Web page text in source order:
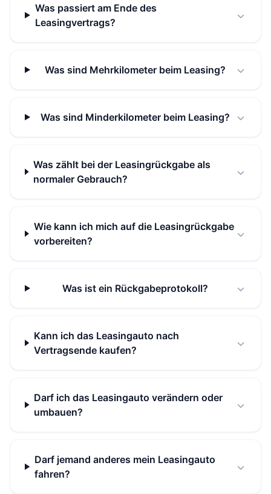
Was passiert am Ende des
Leasingvertrags?
Was sind Mehrkilometer beim Leasing?
Was sind Minderkilometer beim Leasing?
Was zählt bei der Leasingrückgabe als
normaler Gebrauch?
Wie kann ich mich auf die Leasingrückgabe
vorbereiten?
Was ist ein Rückgabeprotokoll?
Kann ich das Leasingauto nach
Vertragsende kaufen?
Darf ich das Leasingauto verändern oder
umbauen?
Darf jemand anderes mein Leasingauto
fahren?